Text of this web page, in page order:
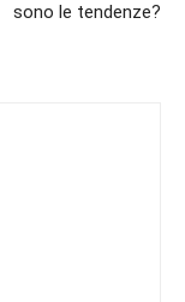
sono le tendenze?